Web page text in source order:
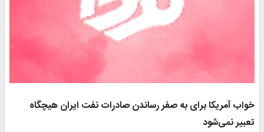
خواب آمریکا برای به صفر رساندن صادرات نفت ایران هیچگاه
تعبیر نمی‌شود